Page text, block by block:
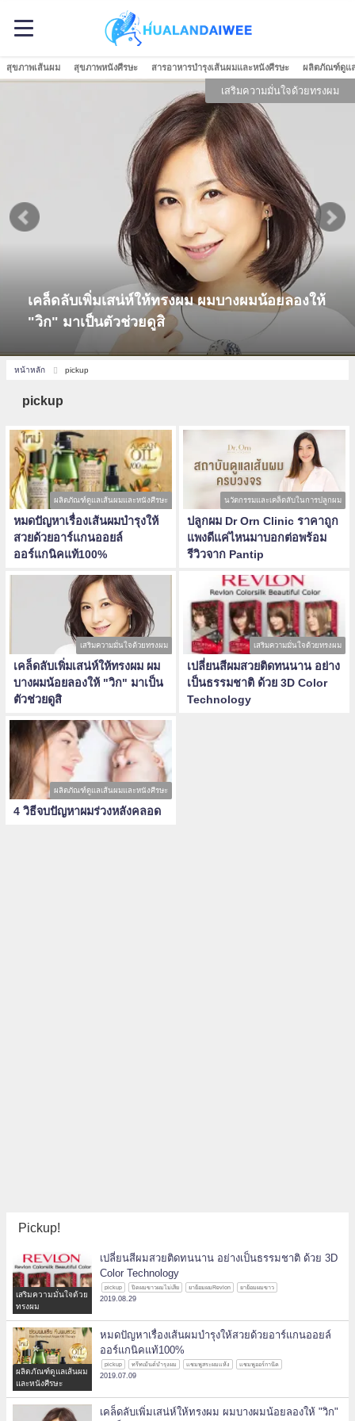
สุขภาพเส้นผม สุขภาพหนังศีรษะ สารอาหารบำรุงเส้นผมและหนังศีรษะ ผลิตภัณฑ์ดูแล
เสริมความมั่นใจด้วยทรงผม
เคล็ดลับเพิ่มเสน่ห์ให้ทรงผม ผมบางผมน้อยลองให้
"วิก" มาเป็นตัวช่วยดูสิ
หน้าหลัก pickup
pickup
ผลิตภัณฑ์ดูแลเส้นผมและหนังศีรษะ
หมดปัญหาเรื่องเส้นผมบำรุงให้
สวยด้วยอาร์แกนออยล์
ออร์แกนิคแท้100%
นวัตกรรมและเคล็ดลับในการปลูกผม
ปลูกผม Dr Orn Clinic ราคาถูก
แพงดีแค่ไหนมาบอกต่อพร้อม
รีวิวจาก Pantip
เสริมความมั่นใจด้วยทรงผม
เคล็ดลับเพิ่มเสน่ห์ให้ทรงผม ผม
บางผมน้อยลองให้ "วิก" มาเป็น
ตัวช่วยดูสิ
เสริมความมั่นใจด้วยทรงผม
เปลี่ยนสีผมสวยติดทนนาน อย่าง
เป็นธรรมชาติ ด้วย 3D Color
Technology
ผลิตภัณฑ์ดูแลเส้นผมและหนังศีรษะ
4 วิธีจบปัญหาผมร่วงหลังคลอด
Pickup!
เสริมความมั่นใจด้วย
ทรงผม
เปลี่ยนสีผมสวยติดทนนาน อย่างเป็นธรรมชาติ ด้วย 3D
Color Technology
pickup ปิดผมขาวผมไม่เสีย ยาย้อมผมRevlon ยาย้อมผมขาว
2019.08.29
ผลิตภัณฑ์ดูแลเส้นผม
และหนังศีรษะ
หมดปัญหาเรื่องเส้นผมบำรุงให้สวยด้วยอาร์แกนออยล์
ออร์แกนิคแท้100%
pickup ทรีทเม้นต์บำรุงผม แชมพูสระผมแห้ง แชมพูออร์กานิค
2019.07.09
เคล็ดลับเพิ่มเสน่ห์ให้ทรงผม ผมบางผมน้อยลองให้ "วิก"